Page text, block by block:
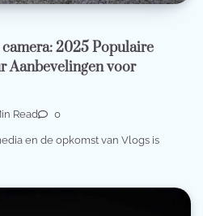
2025 Populaire
Aanbevelingen voor
Read 0
en de opkomst van Vlogs is